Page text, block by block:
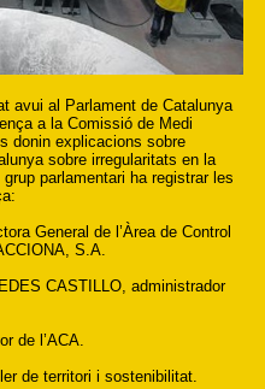
avui al Parlament de Catalunya
a la Comissió de Medi
donin explicacions sobre
sobre irregularitats en la
parlamentari ha registrar les
General de l’Àrea de Control
S.A.
CASTILLO, administrador
de l’ACA.
de territori i sostenibilitat.